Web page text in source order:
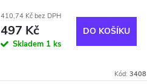
410,74 Kč bez DPH
497 Kč
Skladem 1 ks
DO KOŠÍKU
Kód: 3408